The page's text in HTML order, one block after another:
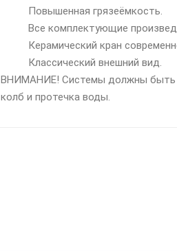
Повышенная грязеёмкость.
Все комплектующие
Керамический кран
Классический внешний вид.
ВНИМАНИЕ! Системы должны быть
колб и протечка воды.